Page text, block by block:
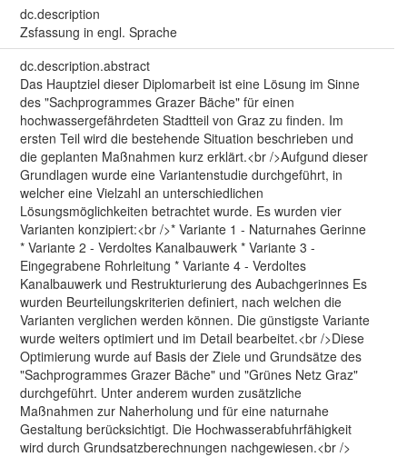
dc.description
Zsfassung in engl. Sprache
dc.description.abstract
Das Hauptziel dieser Diplomarbeit ist eine Lösung im Sinne
des "Sachprogrammes Grazer Bäche" für einen
hochwassergefährdeten Stadtteil von Graz zu finden. Im
ersten Teil wird die bestehende Situation beschrieben und
die geplanten Maßnahmen kurz erklärt.<br />Aufgund dieser
Grundlagen wurde eine Variantenstudie durchgeführt, in
welcher eine Vielzahl an unterschiedlichen
Lösungsmöglichkeiten betrachtet wurde. Es wurden vier
Varianten konzipiert:<br />* Variante 1 - Naturnahes Gerinne
* Variante 2 - Verdoltes Kanalbauwerk * Variante 3 -
Eingegrabene Rohrleitung * Variante 4 - Verdoltes
Kanalbauwerk und Restrukturierung des Aubachgerinnes Es
wurden Beurteilungskriterien definiert, nach welchen die
Varianten verglichen werden können. Die günstigste Variante
wurde weiters optimiert und im Detail bearbeitet.<br />Diese
Optimierung wurde auf Basis der Ziele und Grundsätze des
"Sachprogrammes Grazer Bäche" und "Grünes Netz Graz"
durchgeführt. Unter anderem wurden zusätzliche
Maßnahmen zur Naherholung und für eine naturnahe
Gestaltung berücksichtigt. Die Hochwasserabfuhrfähigkeit
wird durch Grundsatzberechnungen nachgewiesen.<br />